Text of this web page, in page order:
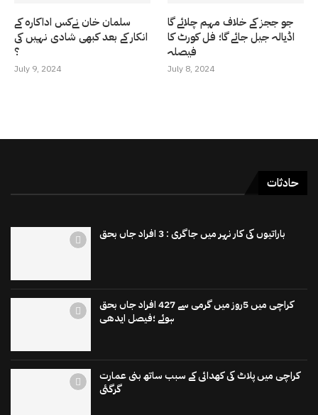
سلمان خان نےکس اداکارہ کے
انکار کے بعد کبھی شادی نہیں کی
؟
July 9, 2024
جو ججز کے خلاف مہم چلائے گا
اڈیالہ جیل جائے گا؛ فل کورٹ کا
فیصلہ
July 8, 2024
حادثات
باراتیوں کی کار نہر میں جاگری : 3 افراد جاں بحق
کراچی میں 5روز میں گرمی سے 427 افراد جاں بحق
ہوئے ؛فیصل ایدھی
کراچی میں پلاٹ کی کھدائی کے سبب ساتھ بنی عمارت
گرگئی